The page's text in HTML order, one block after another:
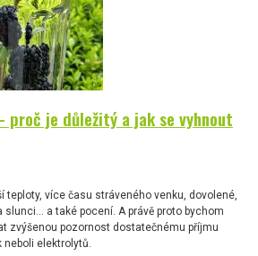
proč je důležitý a jak se vyhnout
teploty, více času stráveného venku, dovolené,
slunci… a také pocení. A právě proto bychom
zvýšenou pozornost dostatečnému příjmu
elektrolytů.